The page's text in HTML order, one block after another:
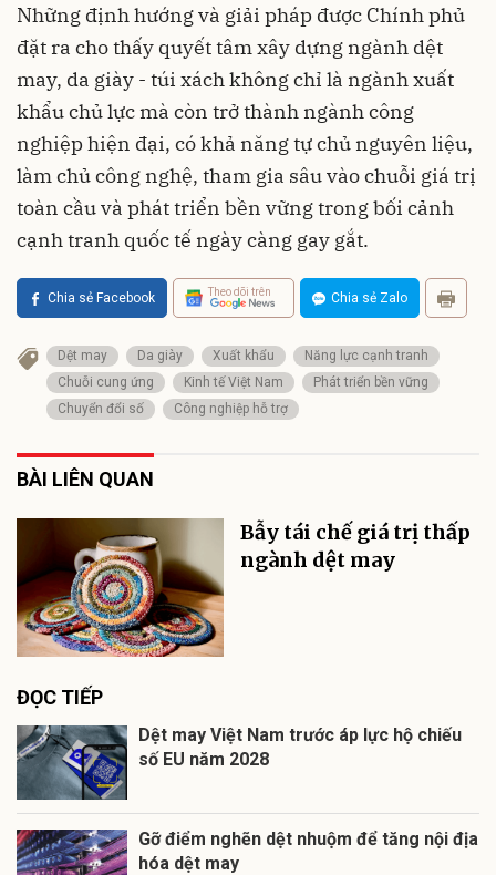
Những định hướng và giải pháp được Chính phủ
đặt ra cho thấy quyết tâm xây dựng ngành dệt
may, da giày - túi xách không chỉ là ngành xuất
khẩu chủ lực mà còn trở thành ngành công
nghiệp hiện đại, có khả năng tự chủ nguyên liệu,
làm chủ công nghệ, tham gia sâu vào chuỗi giá trị
toàn cầu và phát triển bền vững trong bối cảnh
cạnh tranh quốc tế ngày càng gay gắt.
Chia sẻ Facebook Theo dõi trên Chia sẻ Zalo
Dệt may Da giày Xuất khẩu
Năng lực cạnh tranh
Chuỗi cung ứng
Kinh tế Việt Nam
Phát triển bền vững
Chuyển đổi số
Công nghiệp hỗ trợ
BÀI LIÊN QUAN
Bẫy tái chế giá trị thấp
ngành dệt may
ĐỌC TIẾP
Dệt may Việt Nam trước áp lực hộ chiếu
số EU năm 2028
Gỡ điểm nghẽn dệt nhuộm để tăng nội địa
hóa dệt may